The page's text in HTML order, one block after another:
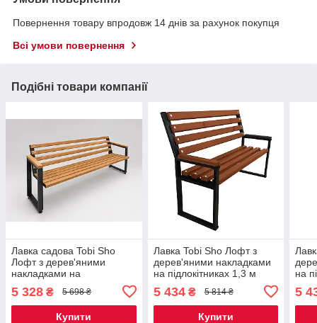
Повернення товару впродовж 14 днів за рахунок покупця
Всі умови повернення
Подібні товари компанії
Лавка садова Tobi Sho
Лофт з дерев'яними
накладками на
підлокітниках 1,5 м колір
Дуб
5 328 ₴ 5 698 ₴
Купити
Лавка Tobi Sho Лофт з
дерев'яними накладками
на підлокітниках 1,3 м
5 434₴ 5 814 ₴
Купити
на
5